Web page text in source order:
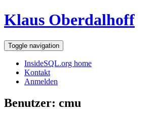
Klaus Oberdalhoff
Toggle navigation
InsideSQL.org home
Kontakt
Anmelden
Benutzer: cmu